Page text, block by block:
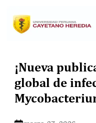
¡Nueva
global de